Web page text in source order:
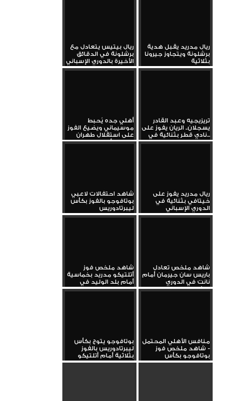
ريال مدريد يقبل هدية
برشلونة ويتجاوز جيرونا
بثلاثية
ريال بيتيس يتعادل مع
برشلونة في الدقائق
الأخيرة بالدوري الإسباني
تريزيجيه وعبد القادر
يسجلان.. الريان يفوز على
نادي قطر بثنائية في...
أهلي جده يُحبط
موسيماني ويضيع الفوز
على استقلال طهران
بدوري أبطال...
ريال مدريد يفوز على
خيتافي بثنائية في
الدوري الإسباني
شاهد احتفالات لاعبي
بوتافوجو بالفوز بكأس
ليبرتادوريس
شاهد ملخص تعادل
باريس سان جيرمان أمام
نانت في الدوري
الفرنسي...
شاهد ملخص فوز
أتلتيكو مدريد بخماسية
أمام بلد الوليد في
الدوري...
منافس الأهلي المحتمل
- شاهد ملخص فوز
بوتافوجو بكأس
ليبرتادوريس...
بوتافوجو يتوج بكأس
ليبرتادوريس بالفوز
بثلاثية أمام أتلتيكو
مينيرو